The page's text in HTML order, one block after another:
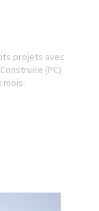
projets avec
(PC)
mois.